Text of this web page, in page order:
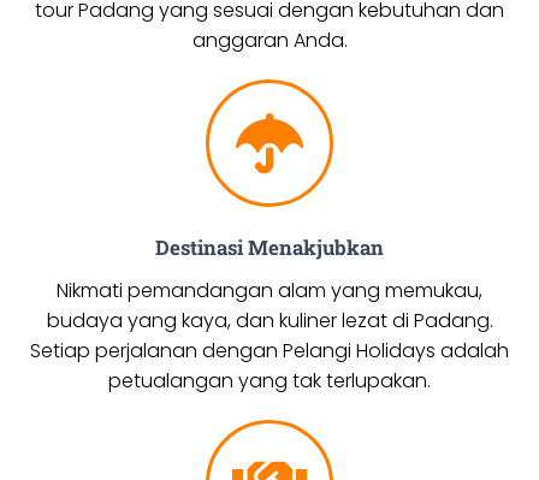
tour Padang yang sesuai dengan kebutuhan dan
anggaran Anda.
Destinasi Menakjubkan
Nikmati pemandangan alam yang memukau,
budaya yang kaya, dan kuliner lezat di Padang.
Setiap perjalanan dengan Pelangi Holidays adalah
petualangan yang tak terlupakan.